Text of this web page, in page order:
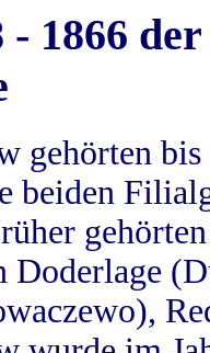
- 1866
gehörten
beiden
Doderlage